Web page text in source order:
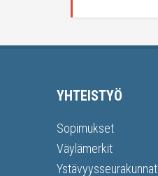
YHTEISTYÖ
Sopimukset
Väylämerkit
Ystävyysseurakunnat